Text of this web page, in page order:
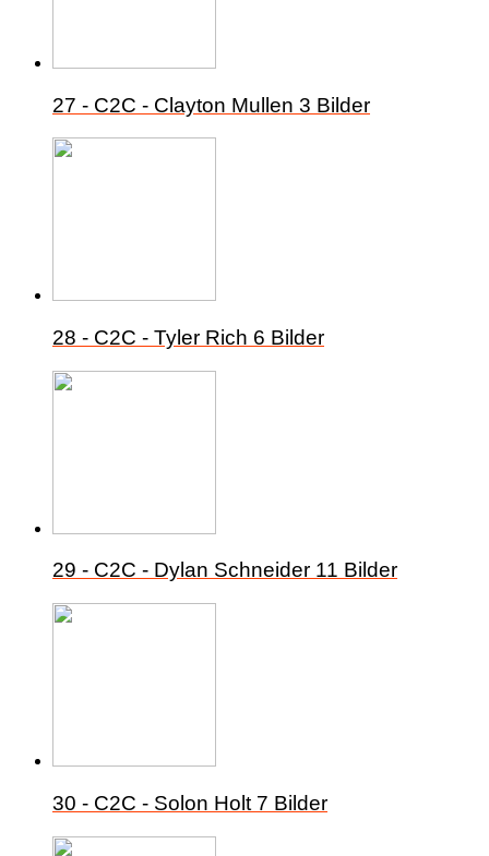
27 - C2C - Clayton Mullen 3 Bilder
28 - C2C - Tyler Rich 6 Bilder
29 - C2C - Dylan Schneider 11 Bilder
30 - C2C - Solon Holt 7 Bilder